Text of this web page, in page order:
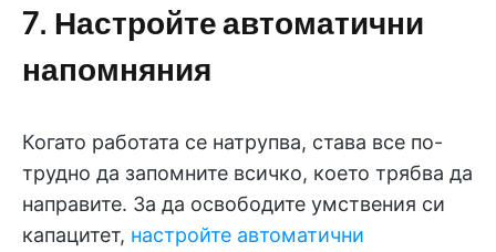
7. Настройте автоматични
напомняния
Когато работата се натрупва, става все по-
трудно да запомните всичко, което трябва да
направите. За да освободите умствения си
капацитет, настройте автоматични